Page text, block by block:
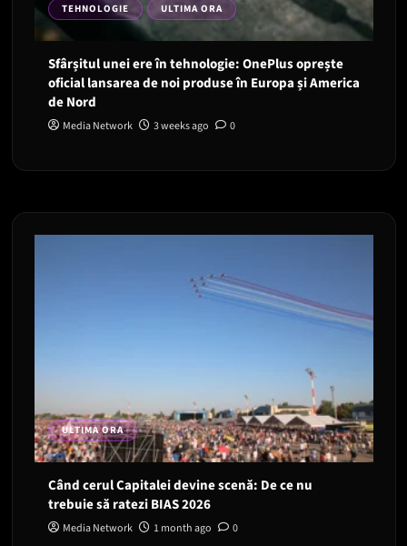
TEHNOLOGIE ULTIMA ORA
Sfârșitul unei ere în tehnologie: OnePlus oprește
oficial lansarea de noi produse în Europa și America
de Nord
Media Network 3 weeks ago 0
ULTIMA ORA
Când cerul Capitalei devine scenă: De ce nu
trebuie să ratezi BIAS 2026
Media Network 1 month ago 0